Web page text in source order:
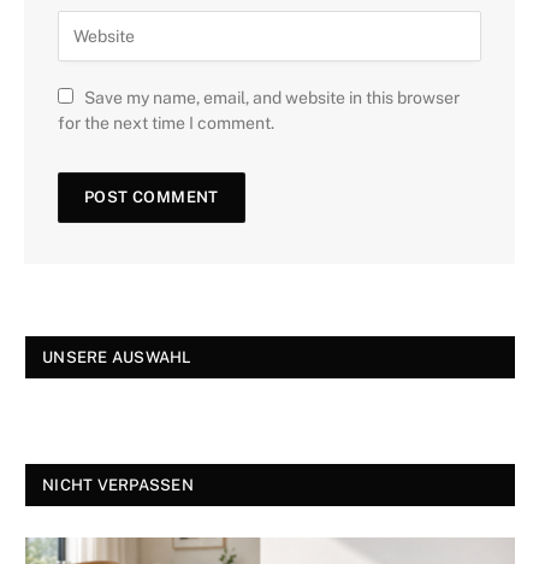
Save my name, email, and website in this browser
for the next time I comment.
UNSERE AUSWAHL
NICHT VERPASSEN